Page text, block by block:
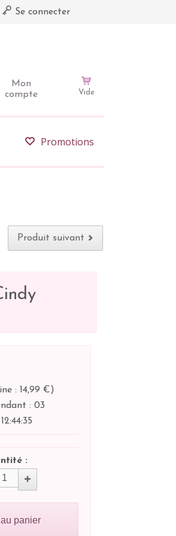
Se connecter
Mon
compte
Vide
Promotions
Produit suivant
: 14,99 €)
: 03
12:44:34
:
panier